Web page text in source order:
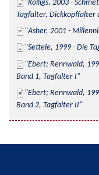
Kolligs, 2003 -
Tagfalter, Dickkopffalter
Asher, 2001 -
Settele, 1999 - Die
Ebert; Rennwald,
Band 1, Tagfalter I
Ebert; Rennwald,
Band 2, Tagfalter II